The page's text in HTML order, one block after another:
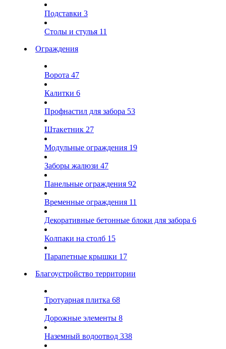
Подставки 3
Столы и стулья 11
Ограждения
Ворота 47
Калитки 6
Профнастил для забора 53
Штакетник 27
Модульные ограждения 19
Заборы жалюзи 47
Панельные ограждения 92
Временные ограждения 11
Декоративные бетонные блоки для забора 6
Колпаки на столб 15
Парапетные крышки 17
Благоустройство территории
Тротуарная плитка 68
Дорожные элементы 8
Наземный водоотвод 338